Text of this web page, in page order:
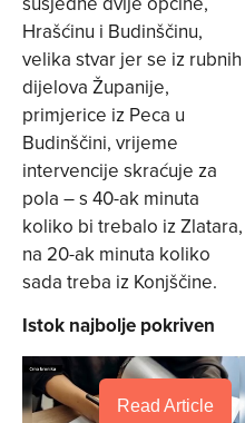
Hrašćinu i Budinščinu,
velika stvar jer se iz rubnih
dijelova Županije,
primjerice iz Peca u
Budinščini, vrijeme
intervencije skraćuje za
pola – s 40-ak minuta
koliko bi trebalo iz Zlatara,
na 20-ak minuta koliko
sada treba iz Konjščine.
Istok najbolje pokriven
Read Article